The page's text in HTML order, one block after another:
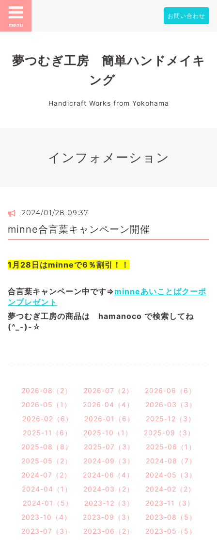
menu
お問い合わせ
夢つむぎ工房 簡単ハンドメイキ
ング
Handicraft Works from Yokohama
インフォメーション
2024/01/28 09:37
minne合言葉キャンペーン開催
1月28日はminneで6％割引！！
合言葉キャンペーン中です⇒minneあいことばクーポ
ンプレゼント
夢つむぎ工房の商品は hamanoco で検索してね
(^_-)-☆
2026-08（2） 2026-07（2）
2026-06（6）
2026-05（1）
2026-04（4）
2026-03（3）
2026-02（6）
2026-01（6）
2025-12（3）
2025-11（6）
2025-10（1）
2025-09（3）
2025-08（8）
2025-07（3）
2025-06（1）
2025-05（2）
2024-09（3）
2024-08（7）
2024-07（2）
2024-06（4）
2024-05（3）
2024-04（1）
2024-03（2）
2024-02（2）
2024-01（5）
2023-12（3）
2023-11（3）
2023-10（4）
2023-09（3）
2023-08（5）
2023-07（3）
2023-06（2）
2023-05（5）